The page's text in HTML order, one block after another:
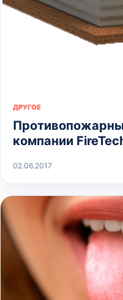
ДРУГОЕ
компании
02.06.2017